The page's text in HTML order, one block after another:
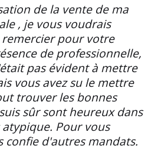
de la vente de ma
, je vous voudrais
pour votre
de professionnelle,
pas évident à mettre
vous avez su le mettre
trouver les bonnes
sûr sont heureux dans
Pour vous
confie d'autres mandats.